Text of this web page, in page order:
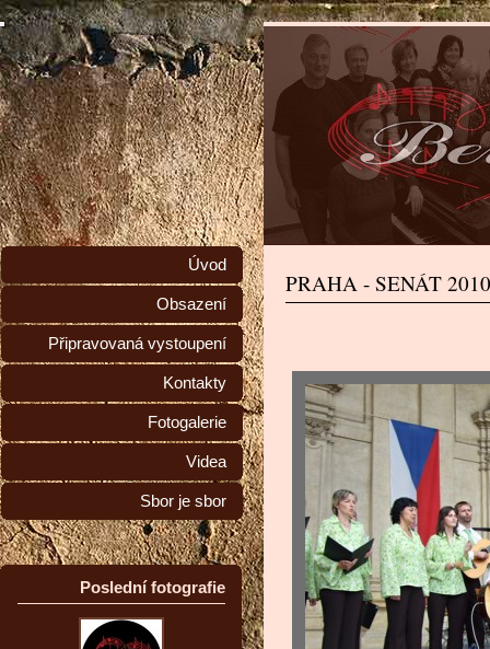
PRAHA - SENÁT 2010
Úvod
Obsazení
Připravovaná vystoupení
Kontakty
Fotogalerie
Videa
Sbor je sbor
Poslední fotografie